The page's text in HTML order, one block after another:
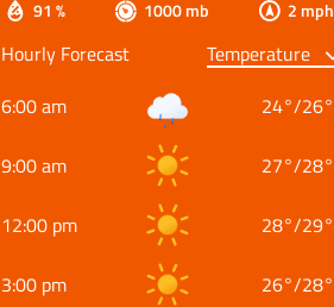
91 % 1000 mb 2 mph
Hourly Forecast
6:00 am
24°/26°
9:00 am 27°/28°
12:00 pm 28°/29°
3:00 pm 26°/28°